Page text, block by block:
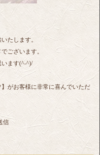
たします。
ございます。
います(^-^)/
がお客様に非常に喜んでいただ
信